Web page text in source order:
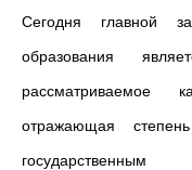
Сегодня главной
образования
рассматриваемое
отражающая
государственным